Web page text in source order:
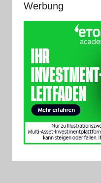
Werbung